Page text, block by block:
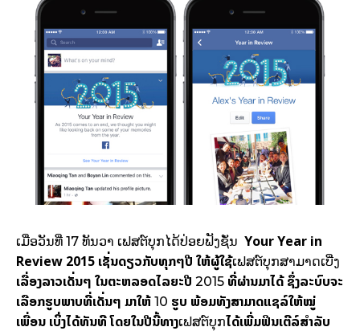
ເມື່ອ​ວັນທີ່ 17 ທັນວາ ເຟ​ສຕ໌​ບຸກໄດ້​ປ່ອຍ​ຟັງຊັ່ນ Your Year in
Review 2015 ເຊັ່ນ​ດຽວ​ກັບ​ທຸກ​ໆປີ ໃຫ້​ຜູ້​ໃຊ້​ເຟ​ສຕ໌​ບຸກສາມາດເບີ່ງ
ເລື່ອງ​ລາວ​ເດັ່ນ​ໆ ໃນ​ຕະຫລອດ​ໄລຍະ​ປີ 2015 ທີ່​ຜ່ານມາ​ໄດ້ ຊຶ່ງ​ລະບົບ​ຈະ​
ເລືອກ​ຮູບ​ພາບ​ທີ່​ເດັ່ນ​ໆ ມາ​ໃຫ້ 10 ຮູບ ພ້ອມ​ທັງ​ສາມາດ​ແຊລ໌​ໃຫ້​ໝູ່
ເພື່ອນ ເບິ່ງ​ໄດ້​ທັນ​ທີ ໂດຍ​ໃນ​ປີ​ນີ້​ທາງ​ເຟ​ສຕ໌​ບຸກ​ໄດ້​ເພີ່ມ​ຟິນ​ເຕີລ໌​ສຳລັບ​